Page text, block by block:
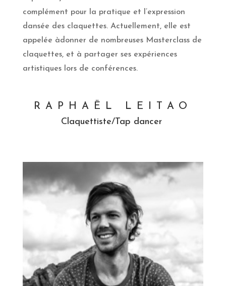
complément pour la pratique et l’expression
dansée des claquettes. Actuellement, elle est
appelée àdonner de nombreuses Masterclass de
claquettes, et à partager ses expériences
artistiques lors de conférences.
RAPHAËL LEITAO
Claquettiste/Tap dancer